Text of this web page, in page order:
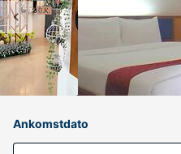
Ankomstdato